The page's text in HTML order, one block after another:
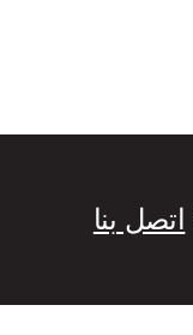
اتصل بنا